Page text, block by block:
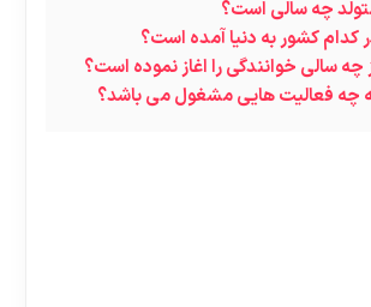
چه سالی است؟
کدام کشور به دنیا آمده است؟
چه سالی خوانندگی را اغاز نموده است؟
چه فعالیت هایی مشغول می باشد؟